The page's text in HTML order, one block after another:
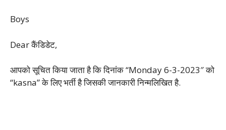
Boys
Dear कैंडिडेट,
आपको सूचित किया जाता है कि दिनांक “Monday 6-3-2023″ को
“kasna” के लिए भर्ती है जिसकी जानकारी निन्मलिखित है.